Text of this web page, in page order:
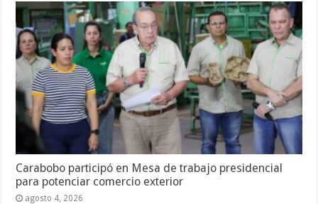
Carabobo participó en Mesa de trabajo presidencial
para potenciar comercio exterior
agosto 4, 2026